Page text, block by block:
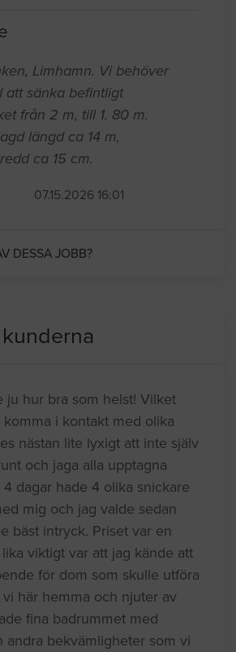
Limhamn. Vi behöver
att sänka befintligt
från 2 m, till 1. 80 m.
längd ca 14 m,
ca 15 cm.
07.15.2026 16:01
DESSA JOBB?
ju hur bra som helst! Vilket
komma i kontakt med olika
nästan lite lyxigt att inte själv
och jaga alla upptagna
dagar hade 4 olika snickare
mig och jag valde sedan
bäst intryck. Priset var en
viktigt var att jag kände att
för dom som skulle utföra
här hemma och njuter av
fina badrummet med
andra bekvämligheter som vi